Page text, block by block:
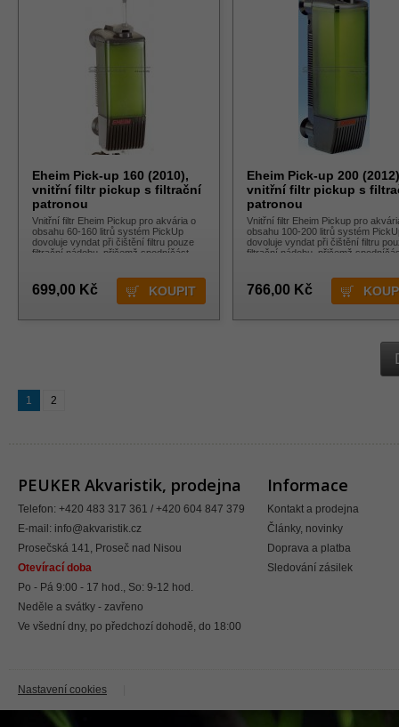
Eheim Pick-up 160 (2010),
vnitřní filtr pickup s filtrační
patronou
Vnitřní filtr Eheim Pickup pro akvária o
obsahu 60-160 litrů systém PickUp
dovoluje vyndat při čištění filtru pouze
filtrační nádobu, přičemž spodníčást
699,00 Kč
Eheim Pick-up 200
vnitřní filtr pickup s
patronou
Vnitřní filtr Eheim Pickup pro
obsahu 100-200 litrů systém
dovoluje vyndat při čištění filtru
filtrační nádobu, přičemž
766,00 Kč
1 2
PEUKER Akvaristik, prodejna
Telefon: +420 483 317 361 / +420 604 847 379
E-mail: info@akvaristik.cz
Prosečská 141, Proseč nad Nisou
Otevírací doba
Po - Pá 9:00 - 17 hod., So: 9-12 hod.
Neděle a svátky - zavřeno
Ve všední dny, po předchozí dohodě, do 18:00
Informace
Kontakt a prodejna
Články, novinky
Doprava a platba
Sledování zásilek
Nastavení cookies